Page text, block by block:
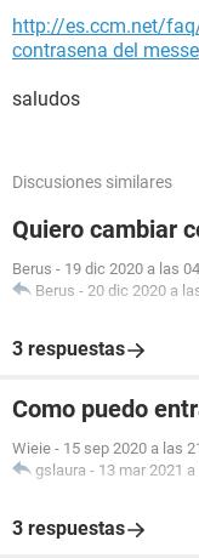
http://es.ccm.net/
contrasena del
saludos
Discusiones similares
Quiero cambiar
Berus - 19 dic 2020 a las
Berus - 20 dic 2020 a
3 respuestas
Como puedo
Wieie - 15 sep 2020 a las
gslaura - 13 mar 2021
3 respuestas